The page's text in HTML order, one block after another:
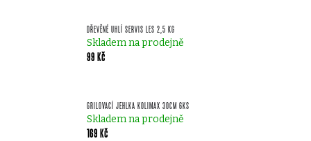
DŘEVĚNÉ UHLÍ SERVIS LES 2,5 KG
Skladem na prodejně
99 Kč
GRILOVACÍ JEHLKA KOLIMAX 30CM 6KS
Skladem na prodejně
169 Kč